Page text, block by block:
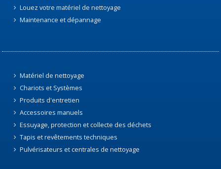
Louez votre matériel de nettoyage
Maintenance et dépannage
Matériel de nettoyage
Chariots et Systèmes
Produits d'entretien
Accessoires manuels
Essuyage, protection et collecte des déchets
Tapis et revêtements techniques
Pulvérisateurs et centrales de nettoyage